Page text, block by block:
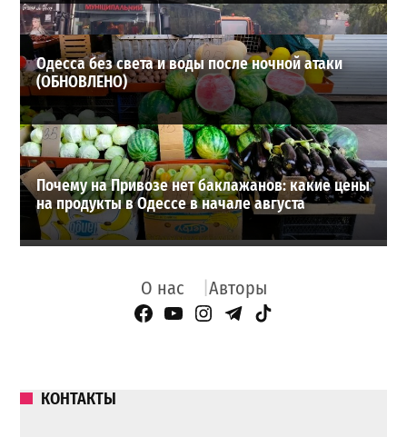
Одесса без света и воды после ночной атаки
(ОБНОВЛЕНО)
Почему на Привозе нет баклажанов: какие цены
на продукты в Одессе в начале августа
О нас Авторы
Facebook Page
YouTube
Instagram
Telegram
TikTok
КОНТАКТЫ